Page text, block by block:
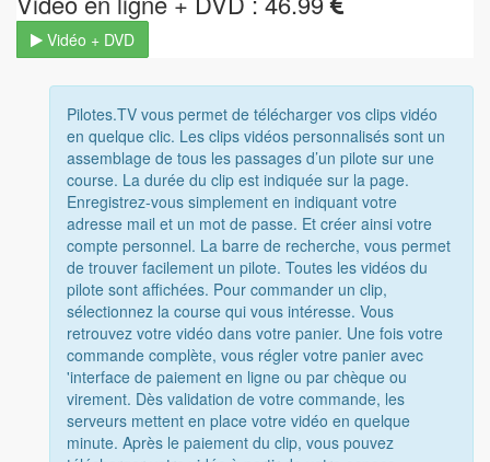
Vidéo + DVD
Pilotes.TV vous permet de télécharger vos clips vidéo
en quelque clic. Les clips vidéos personnalisés sont un
assemblage de tous les passages d’un pilote sur une
course. La durée du clip est indiquée sur la page.
Enregistrez-vous simplement en indiquant votre
adresse mail et un mot de passe. Et créer ainsi votre
compte personnel. La barre de recherche, vous permet
de trouver facilement un pilote. Toutes les vidéos du
pilote sont affichées. Pour commander un clip,
sélectionnez la course qui vous intéresse. Vous
retrouvez votre vidéo dans votre panier. Une fois votre
commande complète, vous régler votre panier avec
'interface de paiement en ligne ou par chèque ou
virement. Dès validation de votre commande, les
serveurs mettent en place votre vidéo en quelque
minute. Après le paiement du clip, vous pouvez